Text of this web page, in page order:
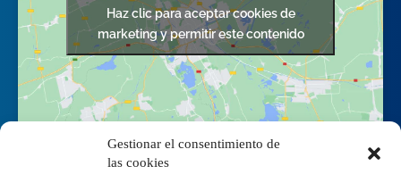
Gestionar el consentimiento de
las cookies
Haz clic para aceptar cookies de
marketing y permitir este contenido